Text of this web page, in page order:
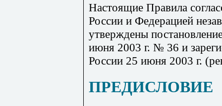
Настоящие Правила
России и Федерацией
утверждены
июня 2003 г. № 36 и
России 25 июня 2003 г.
ПРЕДИСЛОВИЕ